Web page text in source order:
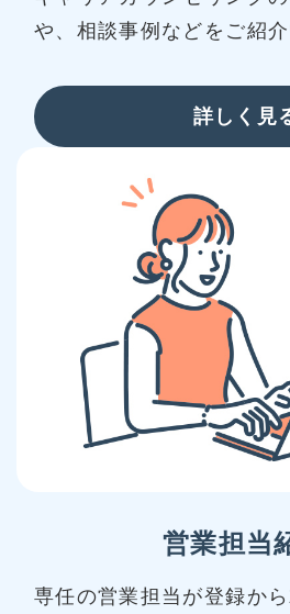
や、相談事例などをご紹介
詳しく見
営業担当
専任の営業担当が登録か